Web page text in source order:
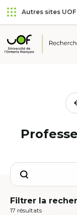
Aller
au
principal
Passer
au
Autres sites UOF
Université
Search
Filtrer la
17 résultats